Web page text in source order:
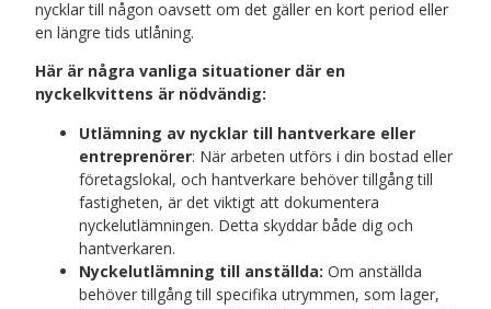
nycklar till någon oavsett om det gäller en kort period eller
en längre tids utlåning.
Här är några vanliga situationer där en
nyckelkvittens är nödvändig:
Utlämning av nycklar till hantverkare eller
entreprenörer: När arbeten utförs i din bostad eller
företagslokal, och hantverkare behöver tillgång till
fastigheten, är det viktigt att dokumentera
nyckelutlämningen. Detta skyddar både dig och
hantverkaren.
Nyckelutlämning till anställda: Om anställda
behöver tillgång till specifika utrymmen, som lager,